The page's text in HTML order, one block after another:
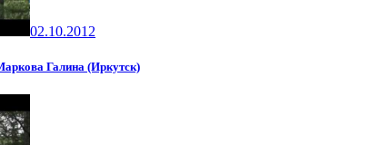
02.10.2012
Галина (Иркутск)